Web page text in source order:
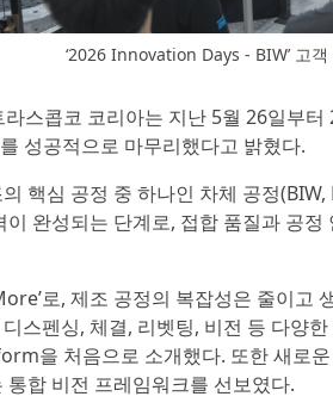
‘2026 Innovation Days - BIW’ 고
라스콥코 코리아는 지난 5월 26일부
성공적으로 마무리했다고 밝혔다.
핵심 공정 중 하나인 차체 공정
이 완성되는 단계로, 접합 품질과 공
로, 제조 공정의 복잡성은 줄이
스펜싱, 체결, 리벳팅, 비전 등 다양
을 처음으로 소개했다. 또한 새로
합 비전 프레임워크를 선보였다.